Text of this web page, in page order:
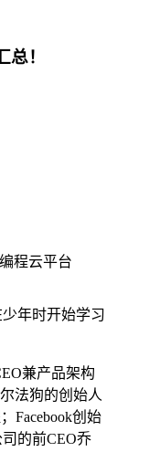
！
程云平台
年时开始学习
兼产品架构
法狗的创始人
Facebook创始
的前CEO乔